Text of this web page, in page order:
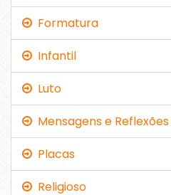
Formatura
Infantil
Luto
Mensagens e Reflexões
Placas
Religioso